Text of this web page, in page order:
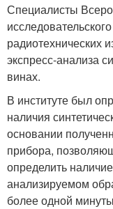
Специалисты
радиотехнических
экспресс-анализа
винах.
В институте был
наличия
основании
прибора,
определить
анализируемом
более одной